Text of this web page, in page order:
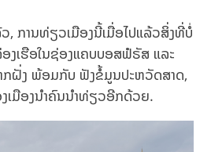
, ການທ່ຽວເມືອງນີ້ເມື່ອໄປແລ້ວສິ່ງທີ່ບໍ່
ງເຮືອໃນຊ່ອງແຄບບອສຟໍຣັສ ແລະ
ກຝັ່ງ ພ້ອມກັບ ຟັງຂໍ້ມູນປະຫວັດສາດ,
ເມືອງນຳຄົນນຳທ່ຽວອີກດ້ວຍ.